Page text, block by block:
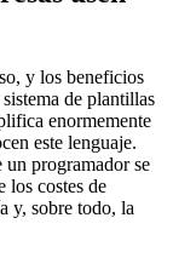
y los beneficios
de plantillas
enormemente
este lenguaje.
un programador se
los costes de
y, sobre todo, la